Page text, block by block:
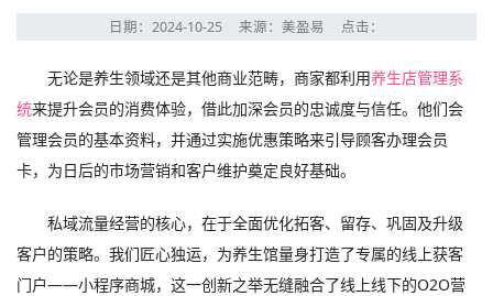
日期：2024-10-25 来源：美盈易 点击：
无论是养生领域还是其他商业范畴，商家都利用养生店管理系
统来提升会员的消费体验，借此加深会员的忠诚度与信任。他们会
管理会员的基本资料，并通过实施优惠策略来引导顾客办理会员
卡，为日后的市场营销和客户维护奠定良好基础。
私域流量经营的核心，在于全面优化拓客、留存、巩固及升级
客户的策略。我们匠心独运，为养生馆量身打造了专属的线上获客
门户——小程序商城，这一创新之举无缝融合了线上线下的O2O营